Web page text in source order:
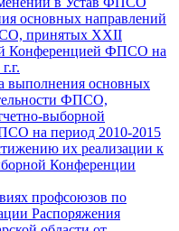
основных направлений
принятых XXII
Конференцией ФПСО на
выполнения основных
ФПСО,
выборной
на период 2010-2015
их реализации к
Конференции
профсоюзов по
Распоряжения